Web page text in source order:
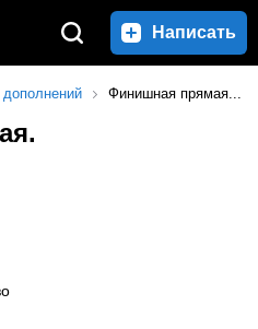
Написать
Финишная прямая...